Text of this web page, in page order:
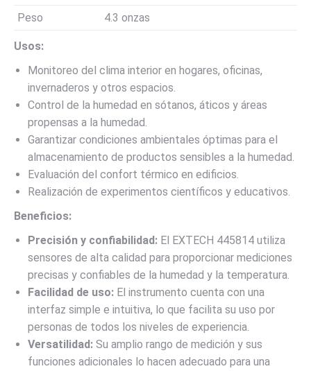
Peso
4.3 onzas
Usos:
Monitoreo del clima interior en hogares, oficinas,
invernaderos y otros espacios.
Control de la humedad en sótanos, áticos y áreas
propensas a la humedad.
Garantizar condiciones ambientales óptimas para el
almacenamiento de productos sensibles a la humedad.
Evaluación del confort térmico en edificios.
Realización de experimentos científicos y educativos.
Beneficios:
Precisión y confiabilidad: El EXTECH 445814 utiliza
sensores de alta calidad para proporcionar mediciones
precisas y confiables de la humedad y la temperatura.
Facilidad de uso: El instrumento cuenta con una
interfaz simple e intuitiva, lo que facilita su uso por
personas de todos los niveles de experiencia.
Versatilidad: Su amplio rango de medición y sus
funciones adicionales lo hacen adecuado para una